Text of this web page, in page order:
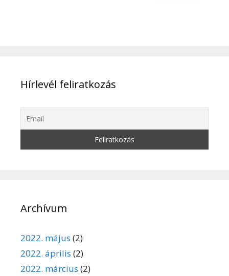
Hírlevél feliratkozás
Archívum
2022. május (2)
2022. április (2)
2022. március (2)